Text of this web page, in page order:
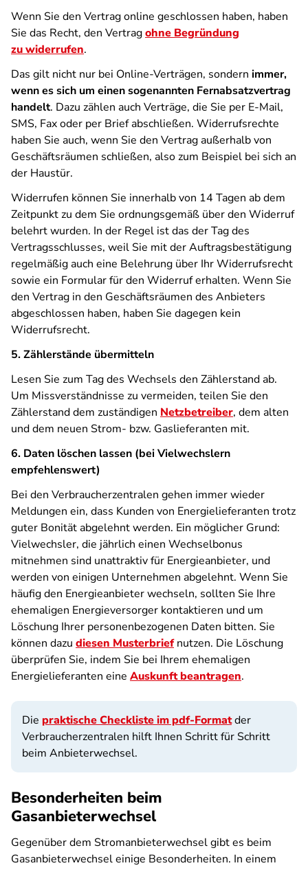
Wenn Sie den Vertrag online geschlossen haben, haben
Sie das Recht, den Vertragohne Begründung
zu widerrufen.
Das gilt nicht nur bei Online-Verträgen, sondern immer,
wenn es sich um einen sogenannten Fernabsatzvertrag
handelt. Dazu zählen auch Verträge, die Sie per E-Mail,
SMS, Fax oder per Brief abschließen. Widerrufsrechte
haben Sie auch, wenn Sie den Vertrag außerhalb von
Geschäftsräumen schließen, also zum Beispiel bei sich an
der Haustür.
Widerrufen können Sie innerhalb von 14 Tagen ab dem
Zeitpunkt zu dem Sie ordnungsgemäß über den Widerruf
belehrt wurden. In der Regel ist das der Tag des
Vertragsschlusses, weil Sie mit der Auftragsbestätigung
regelmäßig auch eine Belehrung über Ihr Widerrufsrecht
sowie ein Formular für den Widerruf erhalten. Wenn Sie
den Vertrag in den Geschäftsräumen des Anbieters
abgeschlossen haben, haben Sie dagegen kein
Widerrufsrecht.
5. Zählerstände übermitteln
Lesen Sie zum Tag des Wechsels den Zählerstand ab.
Um Missverständnisse zu vermeiden, teilen Sie den
Zählerstand dem zuständigen Netzbetreiber, dem alten
und dem neuen Strom- bzw. Gaslieferanten mit.
6. Daten löschen lassen (bei Vielwechslern
empfehlenswert)
Bei den Verbraucherzentralen gehen immer wieder
Meldungen ein, dass Kunden von Energielieferanten trotz
guter Bonität abgelehnt werden. Ein möglicher Grund:
Vielwechsler, die jährlich einen Wechselbonus
mitnehmen sind unattraktiv für Energieanbieter, und
werden von einigen Unternehmen abgelehnt. Wenn Sie
häufig den Energieanbieter wechseln, sollten Sie Ihre
ehemaligen Energieversorger kontaktieren und um
Löschung Ihrer personenbezogenen Daten bitten. Sie
können dazu diesen Musterbriefnutzen. Die Löschung
überprüfen Sie, indem Sie bei Ihrem ehemaligen
Energielieferanten eine Auskunft beantragen.
Die praktische Checkliste im pdf-Formatder
Verbraucherzentralen hilft Ihnen Schritt für Schritt
beim Anbieterwechsel.
Besonderheiten beim
Gasanbieterwechsel
Gegenüber dem Stromanbieterwechsel gibt es beim
Gasanbieterwechsel einige Besonderheiten. In einem